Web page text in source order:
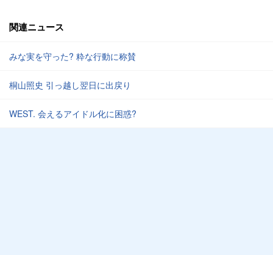
関連ニュース
みな実を守った? 粋な行動に称賛
桐山照史 引っ越し翌日に出戻り
WEST. 会えるアイドル化に困惑?